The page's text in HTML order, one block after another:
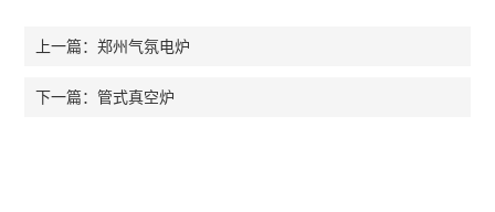
上一篇：郑州气氛电炉
下一篇：管式真空炉